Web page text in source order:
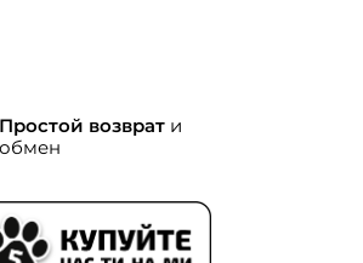
Простой возврати
обмен